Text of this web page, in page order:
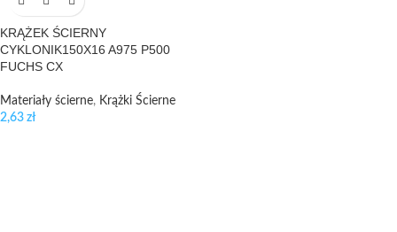
KRĄŻEK ŚCIERNY
CYKLONIK150X16 A975 P500
FUCHS CX
Materiały ścierne, Krążki Ścierne
2,63 zł